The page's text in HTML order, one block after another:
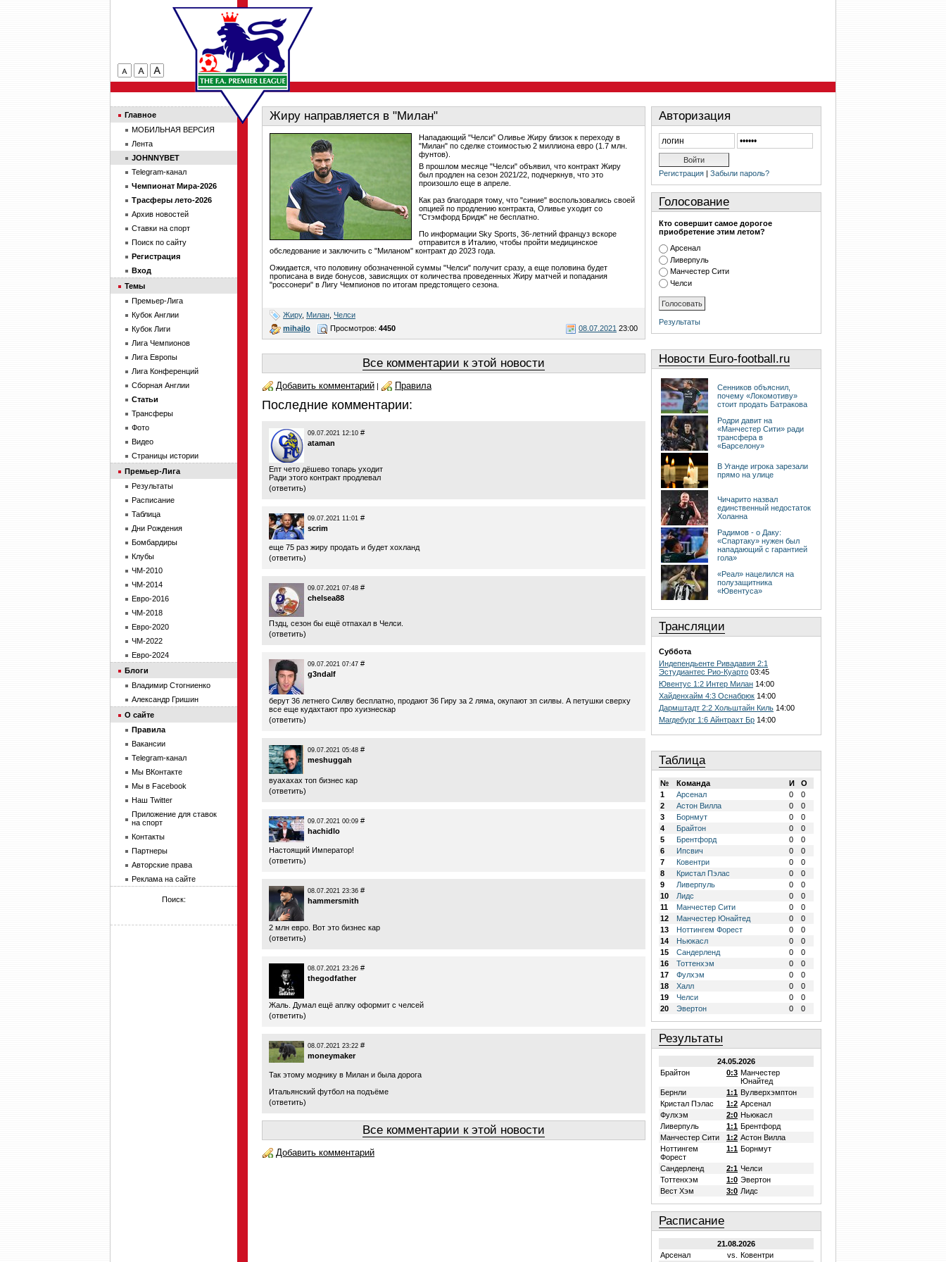
Жиру направляется в "Милан"
Нападающий "Челси" Оливье Жиру близок к переходу в
"Милан" по сделке стоимостью 2 миллиона евро (1.7 млн.
фунтов).
В прошлом месяце "Челси" объявил, что контракт Жиру
был продлен на сезон 2021/22, подчеркнув, что это
произошло еще в апреле.
Как раз благодаря тому, что "синие" воспользовались своей
опцией по продлению контракта, Оливье уходит со
"Стэмфорд Бридж" не бесплатно.
По информации Sky Sports, 36-летний француз вскоре
отправится в Италию, чтобы пройти медицинское
обследование и заключить с "Миланом" контракт до 2023 года.
Ожидается, что половину обозначенной суммы "Челси" получит сразу, а еще половина будет
прописана в виде бонусов, зависящих от количества проведенных Жиру матчей и попадания
"россонери" в Лигу Чемпионов по итогам предстоящего сезона.
Жиру, Милан Челси
mihajlo
08.07.2021 23:00
Просмотров: 4450
Все комментарии к этой новости
Добавить комментарий | Правила
Последние комментарии:
09.07.2021 12:10 #
ataman
Епт чето дёшево топарь уходит
Ради этого контракт продлевал
(ответить)
09.07.2021 11:01 #
scrim
еще 75 раз жиру продать и будет хохланд
(ответить)
09.07.2021 07:48 #
chelsea88
Пздц, сезон бы ещё отпахал в Челси.
(ответить)
09.07.2021 07:47 #
g3ndalf
берут 36 летнего Силву бесплатно, продают 36 Гиру за 2 ляма, окупают зп силвы. А петушки сверху
все еще кудахтают про хуизнескар
(ответить)
09.07.2021 05:48 #
meshuggah
вуахахах топ бизнес кар
(ответить)
09.07.2021 00:09 #
hachidlo
Настоящий Император!
(ответить)
08.07.2021 23:36 #
hammersmith
2 млн евро. Вот это бизнес кар
(ответить)
08.07.2021 23:26 #
thegodfather
Жаль. Думал ещё аплку оформит с челсей
(ответить)
08.07.2021 23:22 #
moneymaker
Так этому моднику в Милан и была дорога
Итальянский футбол на подъёме
(ответить)
Все комментарии к этой новости
Добавить комментарий
Авторизация
Регистрация | Забыли пароль?
Голосование
Кто совершит самое дорогое
приобретение этим летом?
Арсенал
Ливерпуль
Манчестер Сити
Челси
Результаты
Новости Euro-football.ru
Сенников объяснил,
почему «Локомотиву»
стоит продать Батракова
Родри давит на
«Манчестер Сити» ради
трансфера в
«Барселону»
В Уганде игрока зарезали
прямо на улице
Чичарито назвал
единственный недостаток
Холанна
Радимов - о Даку:
«Спартаку» нужен был
нападающий с гарантией
гола»
«Реал» нацелился на
полузащитника
«Ювентуса»
Трансляции
Суббота
Индепендьенте Ривадавия 2:1
Эстудиантес Рио-Куарто 03:45
Ювентус 1:2 Интер Милан 14:00
Хайденхайм 4:3 Оснабрюк 14:00
Дармштадт 2:2 Хольштайн Киль 14:00
Магдебург 1:6 Айнтрахт Бр 14:00
Таблица
№ Команда И
О
1
Арсенал 0
0
2
Астон Вилла 0
0
3
Борнмут 0
0
4
Брайтон 0
0
5
Брентфорд 0
0
6
Ипсвич 0
0
7
Ковентри 0
0
8
Кристал Пэлас 0
0
9
Ливерпуль 0
0
10
Лидс 0
0
11
Манчестер Сити 0
0
12
Манчестер Юнайтед 0
0
13
Ноттингем Форест 0
0
14
Ньюкасл 0
0
15
Сандерленд 0
0
16
Тоттенхэм 0
0
17
Фулхэм 0
0
18
Халл 0
0
19
Челси 0
0
20
Эвертон 0 0
Результаты
24.05.2026
Брайтон
0:3 Манчестер
Юнайтед
Бернли
1:1 Вулверхэмптон
Кристал Пэлас
1:2 Арсенал
Фулхэм
2:0 Ньюкасл
Ливерпуль
1:1 Брентфорд
Манчестер Сити
1:2 Астон Вилла
Ноттингем
Форест
1:1 Борнмут
Сандерленд 2:1 Челси
Тоттенхэм
1:0 Эвертон
Вест Хэм
3:0 Лидс
Расписание
21.08.2026
Арсенал
vs. Ковентри
Главное
МОБИЛЬНАЯ ВЕРСИЯ
Лента
JOHNNYBET
Telegram-канал
Чемпионат Мира-2026
Трасферы лето-2026
Архив новостей
Ставки на спорт
Поиск по сайту
Регистрация
Вход
Темы
Премьер-Лига
Кубок Англии
Кубок Лиги
Лига Чемпионов
Лига Европы
Лига Конференций
Сборная Англии
Статьи
Трансферы
Фото
Видео
Страницы истории
Премьер-Лига
Результаты
Расписание
Таблица
Дни Рождения
Бомбардиры
Клубы
ЧМ-2010
ЧМ-2014
Евро-2016
ЧМ-2018
Евро-2020
ЧМ-2022
Евро-2024
Блоги
Владимир Стогниенко
Александр Гришин
О сайте
Правила
Вакансии
Telegram-канал
Мы ВКонтакте
Мы в Facebook
Наш Twitter
Приложение для ставок
на спорт
Контакты
Партнеры
Авторские права
Реклама на сайте
Поиск: